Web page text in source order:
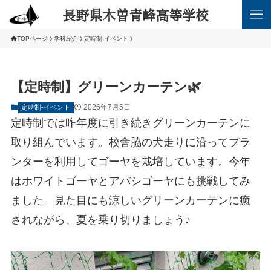
長野県木曽青峰高等学校
TOPページ 学科紹介 定時制-イベント
【定時制】グリーンカーテン🌿
定時制-イベント 2026年7月5日
定時制では昨年度に引き続きグリーンカーテンに
取り組んでいます。校舎脇の犬走りに沿ってプラ
ンターを利用してゴーヤを栽培しています。今年
はホワイトゴーヤとアバシゴーヤにも挑戦してみ
ました。見た目にも涼しいグリーンカーテンに癒
されながら、夏を乗り切りましょう♪